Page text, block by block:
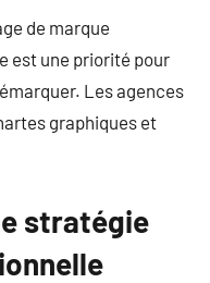
de marque
est une priorité pour
Les agences
graphiques et
stratégie